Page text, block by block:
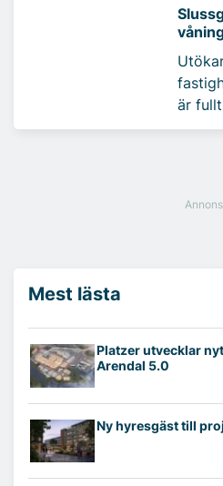
är
Mest lästa
Platzer utvecklar
Arendal 5.0
Ny hyresgäst till